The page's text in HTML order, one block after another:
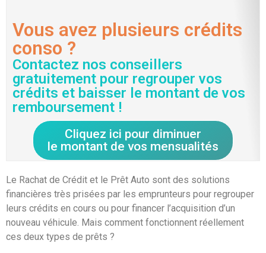
Vous avez plusieurs crédits
conso ?
Contactez nos conseillers
gratuitement pour regrouper vos
crédits et baisser le montant de vos
remboursement !
Cliquez ici pour diminuer
le montant de vos mensualités
Le Rachat de Crédit et le Prêt Auto sont des solutions
financières très prisées par les emprunteurs pour regrouper
leurs crédits en cours ou pour financer l’acquisition d’un
nouveau véhicule. Mais comment fonctionnent réellement
ces deux types de prêts ?